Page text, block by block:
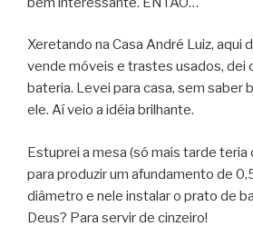
Xeretando na Casa André Luiz, aqui
vende móveis e trastes usados, dei
bateria. Levei para casa, sem saber
ele. Aí veio a idéia brilhante.
Estuprei a mesa (só mais tarde teria
para produzir um afundamento de
diâmetro e nele instalar o prato de
Deus? Para servir de cinzeiro!